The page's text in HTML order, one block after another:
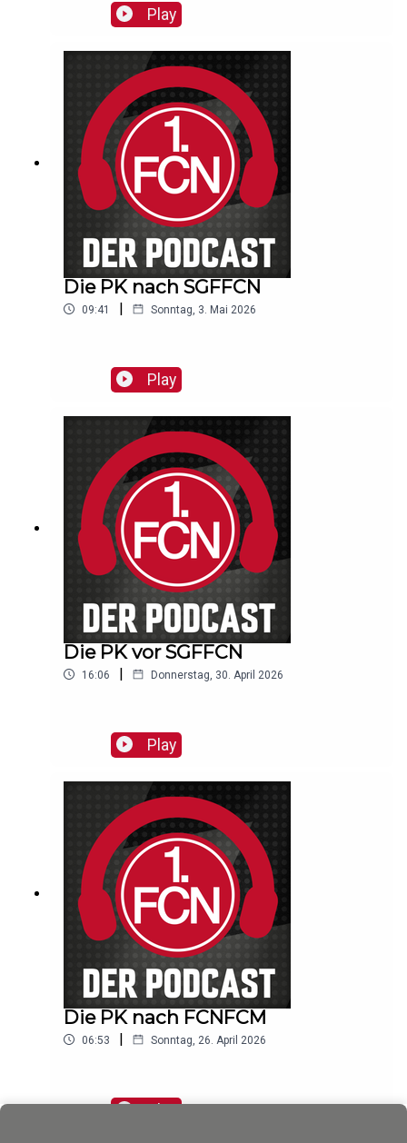
Play
Die PK nach SGFFCN
09:41 | Sonntag, 3. Mai 2026
Play
Die PK vor SGFFCN
16:06 | Donnerstag, 30. April 2026
Play
Die PK nach FCNFCM
06:53 | Sonntag, 26. April 2026
Play